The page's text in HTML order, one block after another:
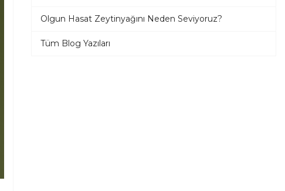
Olgun Hasat Zeytinyağını Neden Seviyoruz?
Tüm Blog Yazıları